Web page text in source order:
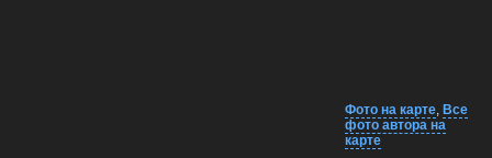
Фото на карте, Все
фото автора на
карте